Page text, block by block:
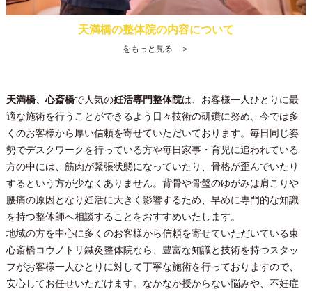
天満橋の整体院の内容について
をもっと見る ＞
天満橋、心斎橋で人気の妊活専門整体院は、お客様一人ひとりに最
適な施術を行うことができるよう日々技術の研鑽に努め、今では多
くのお客様から厚い信頼を寄せていただいております。毎日同じ姿
勢でデスクワークを行っている方や毎日家事・育児に追われている
方の中には、筋肉が緊張状態になっていたり、骨格が歪んでいたり
するという方が少なくありません。背骨や骨盤のゆがみは肩こりや
腰痛の原因となり妊活に大きく影響するため、早めに専門的な知識
を持つ整体師へ相談することをおすすめいたします。
地域の方を中心に多くのお客様から信頼を寄せていただいている東
心斎橋コウノトリ鍼灸整体院なら、豊富な知識と技術を持つスタッ
フがお客様一人ひとりに対して丁寧な施術を行っておりますので、
安心してお任せいただけます。なかなか授からない悩みや、不妊症